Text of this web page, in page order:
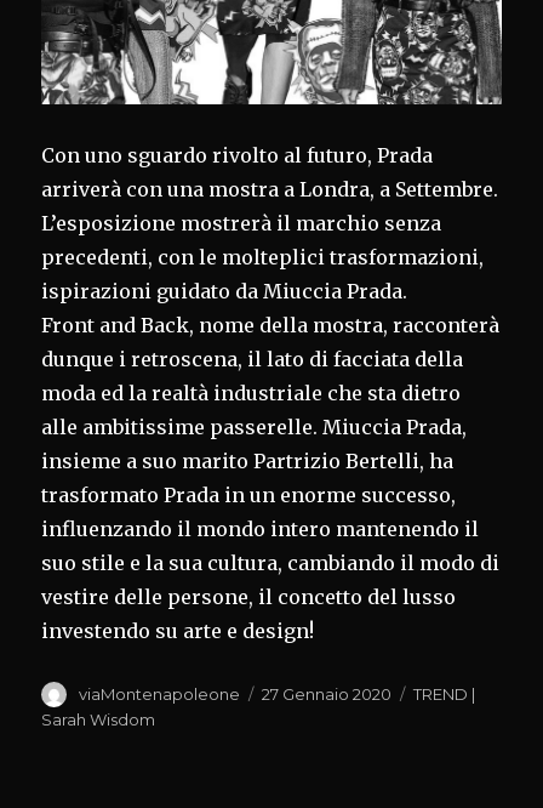
Con uno sguardo rivolto al futuro, Prada
arriverà con una mostra a Londra, a Settembre.
L’esposizione mostrerà il marchio senza
precedenti, con le molteplici trasformazioni,
ispirazioni guidato da Miuccia Prada.
Front and Back, nome della mostra, racconterà
dunque i retroscena, il lato di facciata della
moda ed la realtà industriale che sta dietro
alle ambitissime passerelle. Miuccia Prada,
insieme a suo marito Partrizio Bertelli, ha
trasformato Prada in un enorme successo,
influenzando il mondo intero mantenendo il
suo stile e la sua cultura, cambiando il modo di
vestire delle persone, il concetto del lusso
investendo su arte e design!
Autore
viaMontenapoleone
Pubblicato
27 Gennaio 2020 Categorie
TREND |
Sarah Wisdom